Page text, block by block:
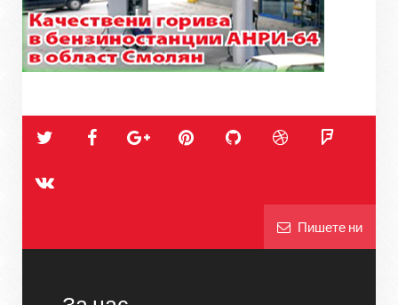
Пишете ни